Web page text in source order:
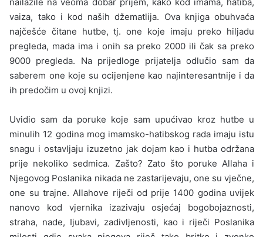
vaiza, tako i kod naših džematlija. Ova knjiga obuhvaća
najčešće čitane hutbe, tj. one koje imaju preko hiljadu
pregleda, mada ima i onih sa preko 2000 ili čak sa preko
9000 pre­gleda. Na prijedloge prijatelja odlučio sam da
saberem one koje su ocijenjene kao najinteresantnije i da
ih predočim u ovoj knjizi.
Uvidio sam da poruke koje sam upućivao kroz hutbe u
minulih 12 godina mog imamsko-hatibskog rada imaju istu
snagu i ostavlja­ju izuzetno jak dojam kao i hutba održana
prije nekoliko sedmica. Zašto? Zato što poruke Allaha i
Njegovog Poslanika nikada ne zasta­rijevaju, one su vječne,
one su trajne. Allahove riječi od prije 1400 godina uvijek
nanovo kod vjernika izazivaju osjećaj bogobojaznosti,
straha, nade, Ijubavi, zadivljenosti, kao i riječi Poslanika